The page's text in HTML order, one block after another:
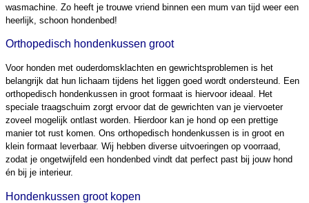
wasmachine. Zo heeft je trouwe vriend binnen een mum van tijd weer een
heerlijk, schoon hondenbed!
Orthopedisch hondenkussen groot
Voor honden met ouderdomsklachten en gewrichtsproblemen is het
belangrijk dat hun lichaam tijdens het liggen goed wordt ondersteund. Een
orthopedisch hondenkussen in groot formaat is hiervoor ideaal. Het
speciale traagschuim zorgt ervoor dat de gewrichten van je viervoeter
zoveel mogelijk ontlast worden. Hierdoor kan je hond op een prettige
manier tot rust komen. Ons orthopedisch hondenkussen is in groot en
klein formaat leverbaar. Wij hebben diverse uitvoeringen op voorraad,
zodat je ongetwijfeld een hondenbed vindt dat perfect past bij jouw hond
én bij je interieur.
Hondenkussen groot kopen